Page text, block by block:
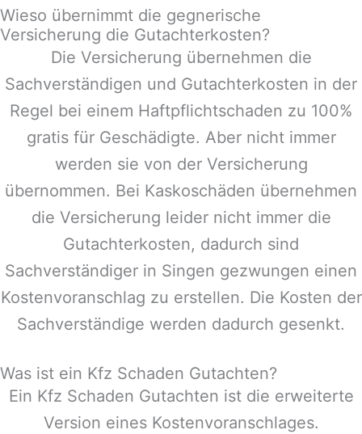
Wieso übernimmt die gegnerische
Versicherung die Gutachterkosten?
Die Versicherung übernehmen die
Sachverständigen und Gutachterkosten in der
Regel bei einem Haftpflichtschaden zu 100%
gratis für Geschädigte. Aber nicht immer
werden sie von der Versicherung
übernommen. Bei Kaskoschäden übernehmen
die Versicherung leider nicht immer die
Gutachterkosten, dadurch sind
Sachverständiger in Singen gezwungen einen
Kostenvoranschlag zu erstellen. Die Kosten der
Sachverständige werden dadurch gesenkt.
Was ist ein Kfz Schaden Gutachten?
Ein Kfz Schaden Gutachten ist die erweiterte
Version eines Kostenvoranschlages.